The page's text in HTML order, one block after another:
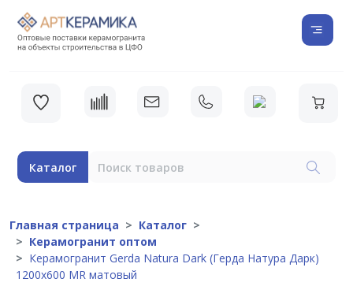
Каталог
Главная страница
Каталог
Керамогранит оптом
Керамогранит Gerda Natura Dark (Герда Натура Дарк)
1200х600 MR матовый